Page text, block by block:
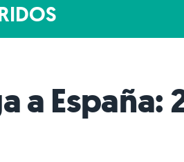
a España: